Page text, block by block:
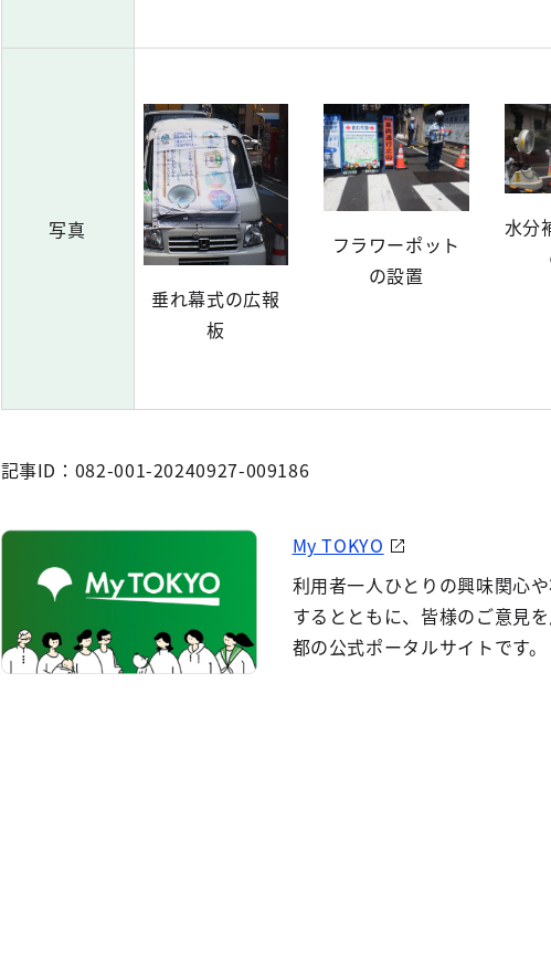
写真
垂れ幕式の広報
板
フラワーポット
の設置
水分
記事ID：082-001-20240927-009186
My TOKYO
利用者一人ひとりの興味関心
するとともに、皆様のご意見
都の公式ポータルサイトです。